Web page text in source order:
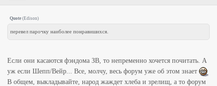
Quote (Edison)
перевел парочку наиболее понравишихся.
Если они касаются фэндома ЗВ, то непременно хочется почитать. А
уж если Шепп/Вейр... Все, молчу, весь форум уже об этом знает
В общем, выкладывайте, народ жаждет хлеба и зрелищ, а то форум